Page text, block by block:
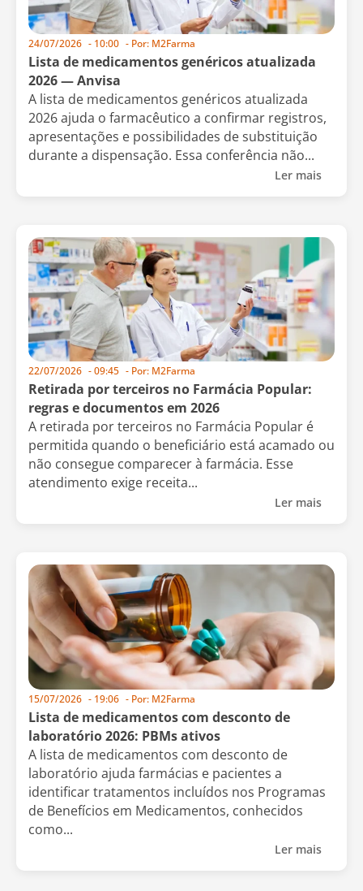
24/07/2026 - 10:00 - Por: M2Farma
Lista de medicamentos genéricos atualizada
2026 — Anvisa
A lista de medicamentos genéricos atualizada
2026 ajuda o farmacêutico a confirmar registros,
apresentações e possibilidades de substituição
durante a dispensação. Essa conferência não...
Ler mais
22/07/2026 -09:45 - Por: M2Farma
Retirada por terceiros no Farmácia Popular:
regras e documentos em 2026
A retirada por terceiros no Farmácia Popular é
permitida quando o beneficiário está acamado ou
não consegue comparecer à farmácia. Esse
atendimento exige receita...
Ler mais
15/07/2026 - 19:06 - Por: M2Farma
Lista de medicamentos com desconto de
laboratório 2026: PBMs ativos
A lista de medicamentos com desconto de
laboratório ajuda farmácias e pacientes a
identificar tratamentos incluídos nos Programas
de Benefícios em Medicamentos, conhecidos
como...
Ler mais